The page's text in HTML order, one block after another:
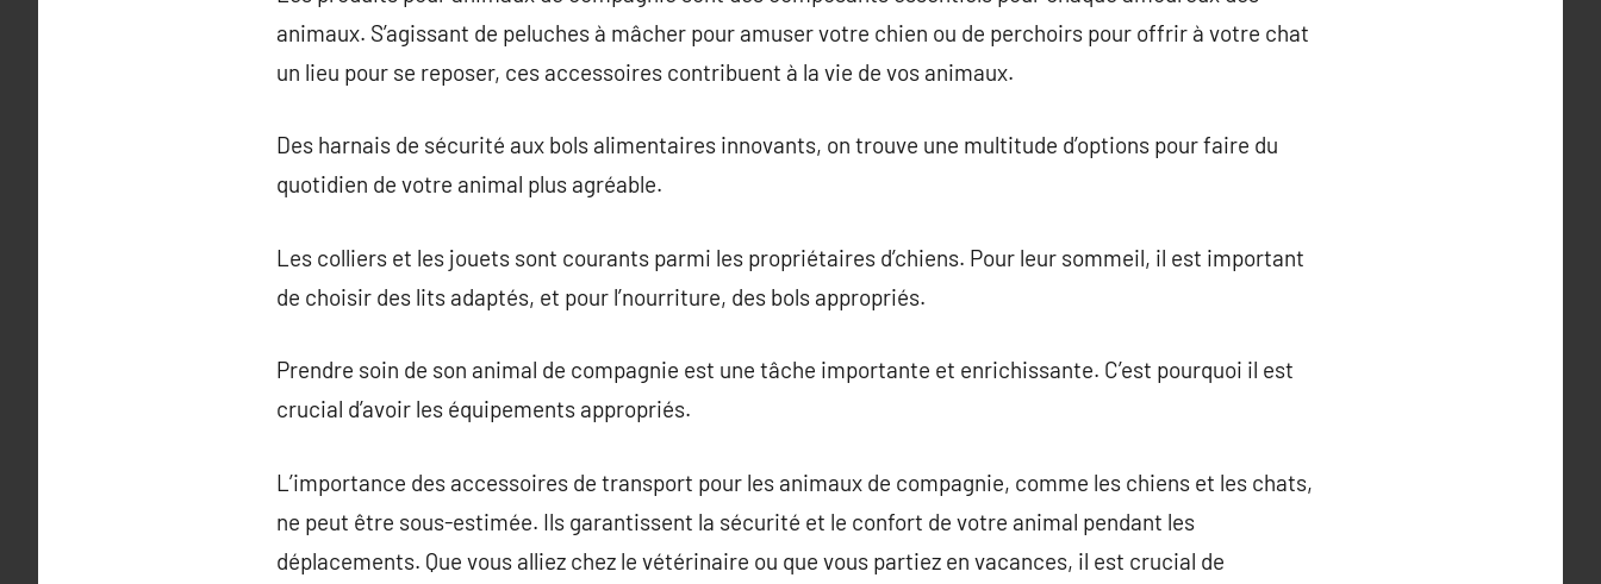
animaux. S’agissant de peluches à mâcher pour amuser votre chien ou de perchoirs pour offrir à votre chat
un lieu pour se reposer, ces accessoires contribuent à la vie de vos animaux.
Des harnais de sécurité aux bols alimentaires innovants, on trouve une multitude d’options pour faire du
quotidien de votre animal plus agréable.
Les colliers et les jouets sont courants parmi les propriétaires d’chiens. Pour leur sommeil, il est important
de choisir des lits adaptés, et pour l’nourriture, des bols appropriés.
Prendre soin de son animal de compagnie est une tâche importante et enrichissante. C’est pourquoi il est
crucial d’avoir les équipements appropriés.
L’importance des accessoires de transport pour les animaux de compagnie, comme les chiens et les chats,
ne peut être sous-estimée. Ils garantissent la sécurité et le confort de votre animal pendant les
déplacements. Que vous alliez chez le vétérinaire ou que vous partiez en vacances, il est crucial de